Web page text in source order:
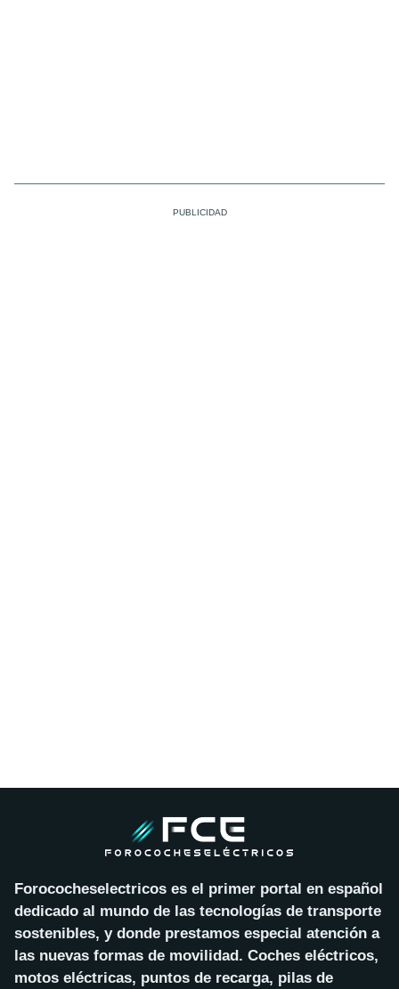
Forococheselectricos es el primer portal en español
dedicado al mundo de las tecnologías de transporte
sostenibles, y donde prestamos especial atención a
las nuevas formas de movilidad. Coches eléctricos,
motos eléctricas, puntos de recarga, pilas de